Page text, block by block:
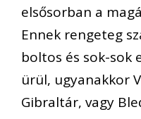
elsősorban a
Ennek rengeteg
boltos és sok-sok
ürül, ugyanakkor
Gibraltár, vagy